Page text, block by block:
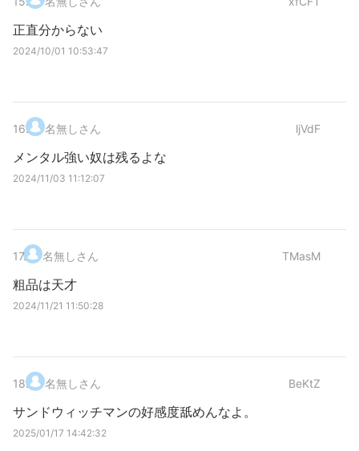
正直分からない
2024/10/01 10:53:47
16. 名無しさん ljVdF
メンタル強い奴は残るよな
2024/11/03 11:12:07
17. 名無しさん TMasM
粗品は天才
2024/11/21 11:50:28
18. 名無しさん BeKtZ
サンドウィッチマンの好感度舐めんなよ。
2025/01/17 14:42:32